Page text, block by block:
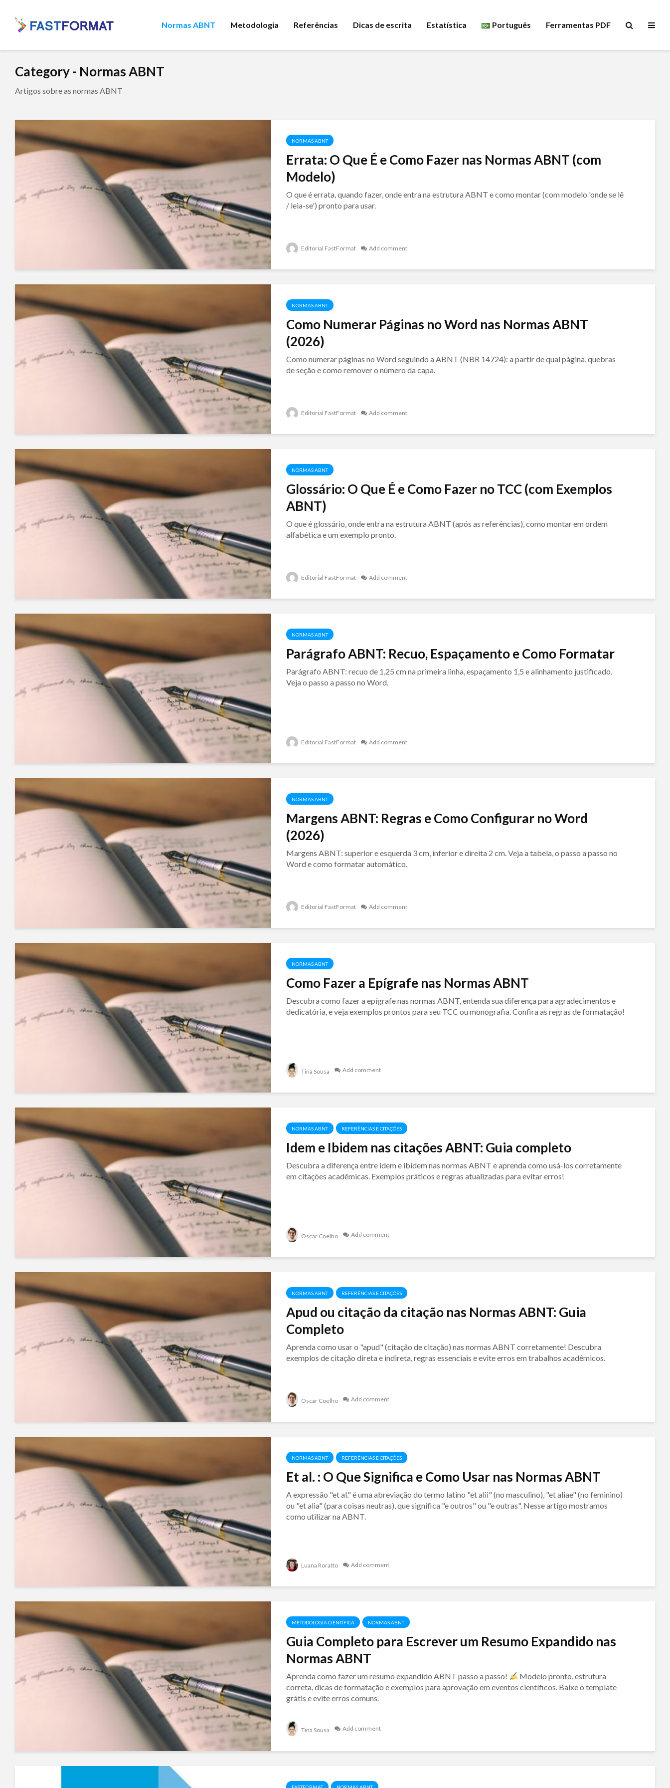
Normas ABNT Metodologia Referências Dicas de escrita Estatística Português Ferramentas PDF
Category - Normas ABNT
Artigos sobre as normas ABNT
NORMAS ABNT
Errata: O Que É e Como Fazer nas Normas ABNT (com
Modelo)
O que é errata, quando fazer, onde entra na estrutura ABNT e como montar (com modelo 'onde se lê
/ leia-se') pronto para usar.
Editorial FastFormat Add comment
NORMAS ABNT
Como Numerar Páginas no Word nas Normas ABNT
(2026)
Como numerar páginas no Word seguindo a ABNT (NBR 14724): a partir de qual página, quebras
de seção e como remover o número da capa.
Editorial FastFormat Add comment
NORMAS ABNT
Glossário: O Que É e Como Fazer no TCC (com Exemplos
ABNT)
O que é glossário, onde entra na estrutura ABNT (após as referências), como montar em ordem
alfabética e um exemplo pronto.
Editorial FastFormat Add comment
NORMAS ABNT
Parágrafo ABNT: Recuo, Espaçamento e Como Formatar
Parágrafo ABNT: recuo de 1,25 cm na primeira linha, espaçamento 1,5 e alinhamento justificado.
Veja o passo a passo no Word.
Editorial FastFormat Add comment
NORMAS ABNT
Margens ABNT: Regras e Como Configurar no Word
(2026)
Margens ABNT: superior e esquerda 3 cm, inferior e direita 2 cm. Veja a tabela, o passo a passo no
Word e como formatar automático.
Editorial FastFormat Add comment
NORMAS ABNT
Como Fazer a Epígrafe nas Normas ABNT
Descubra como fazer a epígrafe nas normas ABNT, entenda sua diferença para agradecimentos e
dedicatória, e veja exemplos prontos para seu TCC ou monografia. Confira as regras de formatação!
Tina Sousa Add comment
NORMAS ABNT REFERÊNCIAS E CITAÇÕES
Idem e Ibidem nas citações ABNT: Guia completo
Descubra a diferença entre idem e ibidem nas normas ABNT e aprenda como usá-los corretamente
em citações acadêmicas. Exemplos práticos e regras atualizadas para evitar erros!
Oscar Coelho Add comment
NORMAS ABNT REFERÊNCIAS E CITAÇÕES
Apud ou citação da citação nas Normas ABNT: Guia
Completo
Aprenda como usar o "apud" (citação de citação) nas normas ABNT corretamente! Descubra
exemplos de citação direta e indireta, regras essenciais e evite erros em trabalhos acadêmicos.
Oscar Coelho Add comment
NORMAS ABNT REFERÊNCIAS E CITAÇÕES
Et al. : O Que Significa e Como Usar nas Normas ABNT
A expressão "et al." é uma abreviação do termo latino "et alii" (no masculino), "et aliae" (no feminino)
ou "et alia" (para coisas neutras), que significa "e outros" ou "e outras". Nesse artigo mostramos
como utilizar na ABNT.
Luana Roratto Add comment
METODOLOGIA CIENTÍFICA NORMAS ABNT
Guia Completo para Escrever um Resumo Expandido nas
Normas ABNT
Aprenda como fazer um resumo expandido ABNT passo a passo!
Modelo pronto, estrutura
correta, dicas de formatação e exemplos para aprovação em eventos científicos. Baixe o template
grátis e evite erros comuns.
Tina Sousa Add comment